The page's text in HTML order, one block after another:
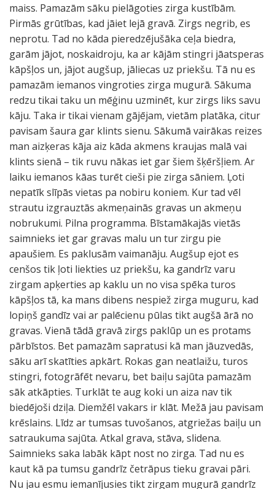
maiss. Pamazām sāku pielāgoties zirga kustībām.
Pirmās grūtības, kad jāiet lejā gravā. Zirgs negrib, es
neprotu. Tad no kāda pieredzējušāka ceļa biedra,
garām jājot, noskaidroju, ka ar kājām stingri jāatsperas
kāpšļos un, jājot augšup, jāliecas uz priekšu. Tā nu es
pamazām iemanos vingroties zirga mugurā. Sākuma
redzu tikai taku un mēģinu uzminēt, kur zirgs liks savu
kāju. Taka ir tikai vienam gājējam, vietām platāka, citur
pavisam šaura gar klints sienu. Sākumā vairākas reizes
man aizķeras kāja aiz kāda akmens kraujas malā vai
klints sienā – tik ruvu nākas iet gar šiem šķēršļiem. Ar
laiku iemanos kāas turēt cieši pie zirga sāniem. Ļoti
nepatīk slīpās vietas pa nobiru koniem. Kur tad vēl
strautu izgrauztās akmeņainās gravas un akmeņu
nobrukumi. Pilna programma. Bīstamākajās vietās
saimnieks iet gar gravas malu un tur zirgu pie
apaušiem. Es paklusām vaimanāju. Augšup ejot es
cenšos tik ļoti liekties uz priekšu, ka gandrīz varu
zirgam apķerties ap kaklu un no visa spēka turos
kāpšļos tā, ka mans dibens nespiež zirga muguru, kad
lopiņš gandīz vai ar palēcienu pūlas tikt augšā ārā no
gravas. Vienā tādā gravā zirgs paklūp un es protams
pārbīstos. Bet pamazām sapratusi kā man jāuzvedās,
sāku arī skatīties apkārt. Rokas gan neatlaižu, turos
stingri, fotogrāfēt nevaru, bet baiļu sajūta pamazām
sāk atkāpties. Turklāt te aug koki un aiza nav tik
biedējoši dziļa. Diemžēl vakars ir klāt. Mežā jau pavisam
krēslains. Līdz ar tumsas tuvošanos, atgriežas baiļu un
satraukuma sajūta. Atkal grava, stāva, slidena.
Saimnieks saka labāk kāpt nost no zirga. Tad nu es
kaut kā pa tumsu gandrīz četrāpus tieku gravai pāri.
Nu jau esmu iemanījusies tikt zirgam mugurā gandrīz